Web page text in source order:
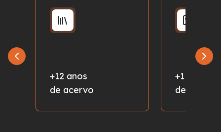
+12 anos
de acervo
+1 milhão
de fotos